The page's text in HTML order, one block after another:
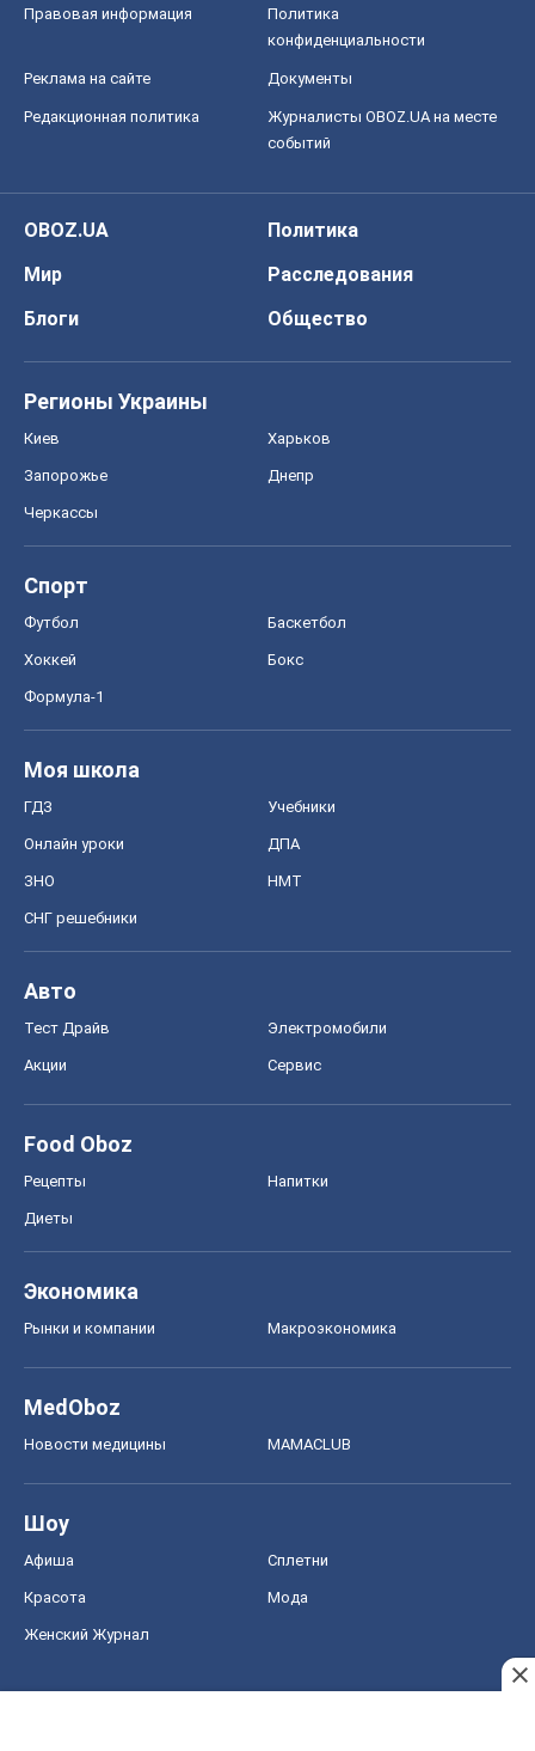
Правовая информация
Политика
конфиденциальности
Реклама на сайте Документы
Редакционная политика
Журналисты OBOZ.UA на месте
событий
OBOZ.UA
Политика
Мир
Расследования
Блоги
Общество
Регионы Украины
Киев Харьков
Запорожье Днепр
Черкассы
Спорт
Футбол Баскетбол
Хоккей Бокс
Формула-1
Моя школа
ГДЗ Учебники
Онлайн уроки ДПА
ЗНО НМТ
СНГ решебники
Авто
Тест Драйв Электромобили
Акции Сервис
Food Oboz
Рецепты Напитки
Диеты
Экономика
Рынки и компании Mакроэкономика
MedOboz
Новости медицины MAMACLUB
Шоу
Афиша Сплетни
Красота Мода
Женский Журнал